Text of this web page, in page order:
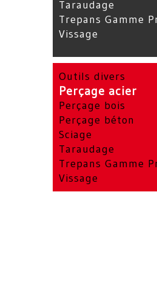
Taraudage
Trepans Gamme
Vissage
Outils divers
Perçage acier
Perçage bois
Perçage béton
Sciage
Taraudage
Trepans Gamme
Vissage